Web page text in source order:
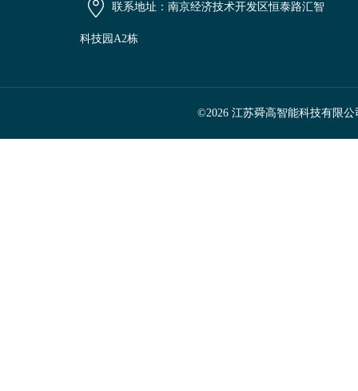
联系地址：南京经济技术开发区恒泰路汇智
科技园A2栋
©2026 江苏舜高智能科技有限